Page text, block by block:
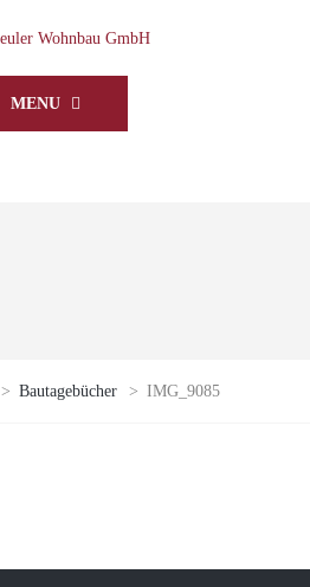
MENU
> Bautagebücher > IMG_9085